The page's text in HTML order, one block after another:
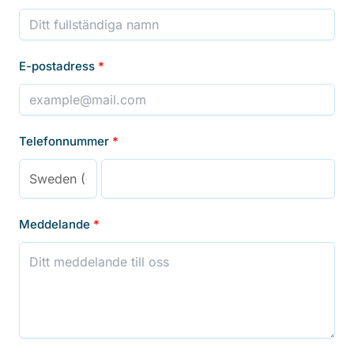
E-postadress
Telefonnummer
Meddelande